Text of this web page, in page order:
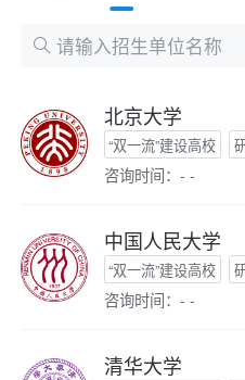
北京大学
“双一流”建设高校
咨询时间：- -
中国人民大学
“双一流”建设高校
咨询时间：- -
清华大学